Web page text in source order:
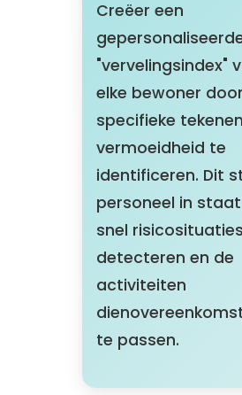
Creëer een
"vervelingsindex"
elke bewoner
specifieke
vermoeidheid te
identificeren. Dit
personeel in
snel
detecteren en de
activiteiten
te passen.